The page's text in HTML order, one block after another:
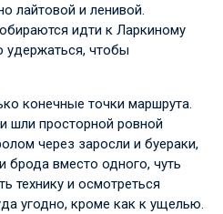
лайтовой и ленивой.
идти к Ларкиному
чтобы
конечные точки маршрута.
шли просторной ровной
через заросли и буераки,
брода вместо одного, чуть
технику и осмотреться
угодно, кроме как к ущелью.